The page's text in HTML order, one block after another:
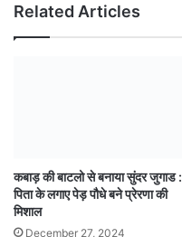
Related Articles
कबाड़ की बाटलो से बनाया सुंदर जुगाड :
पिता के लगाए पेड़ पौधे बने प्रेरणा की
मिशाल
December 27, 2024